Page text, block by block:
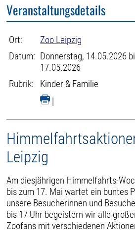
Veranstaltungsdetails
Ort:
Zoo Leipzig
Datum: Donnerstag, 14.05.2026
17.05.2026
Rubrik:
Kinder & Familie
|
Leipzig
Am diesjährigen Himmelfahrts-
bis zum 17. Mai wartet ein buntes
unsere Besucherinnen und
bis 17 Uhr begeistern wir alle
Zoofans mit verschiedenen